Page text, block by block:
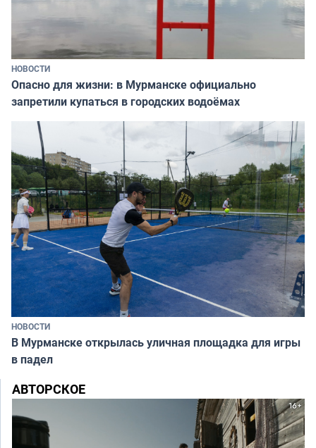
НОВОСТИ
Опасно для жизни: в Мурманске официально
запретили купаться в городских водоёмах
НОВОСТИ
В Мурманске открылась уличная площадка для игры
в падел
АВТОРСКОЕ